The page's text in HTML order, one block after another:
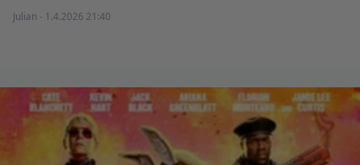
Julian - 1.4.2026 21:40